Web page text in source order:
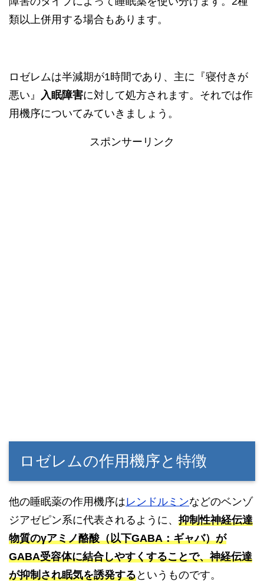
類以上併用する場合もあります。
ロゼレムは半減期が1時間であり、主に『寝付きが
悪い』
入眠障害に対して処方されます。それでは作
用機序についてみていきましょう。
スポンサーリンク
ロゼレムの作用機序と特徴
他の睡眠薬の作用機序はレンドルミンなどのベンゾ
ジアゼピン系に代表されるように、 抑制性神経伝達
物質のγアミノ酪酸（以下GABA：ギャバ）が
GABA受容体に結合しやすくすることで、神経伝達
が抑制され眠気を誘発するというものです。